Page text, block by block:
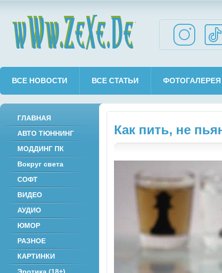
ВСЕ НОВОСТИ ВСЕ СТАТЬИ ФОТОГАЛЕРЕЯ
Как пить, не
ГЛАВНАЯ
АВТО ТЮННИНГ
МОДДИНГ ПК
Вокруг света
СОФТ
ВИДЕО
АУДИО
ЮМОР
РАЗНОЕ
КАРТИНКИ